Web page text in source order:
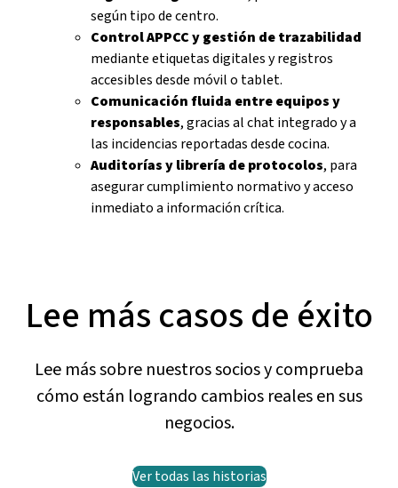
según tipo de centro.
Control APPCC y gestión de trazabilidad
mediante etiquetas digitales y registros
accesibles desde móvil o tablet.
Comunicación fluida entre equipos y
responsables, gracias al chat integrado y a
las incidencias reportadas desde cocina.
Auditorías y librería de protocolos, para
asegurar cumplimiento normativo y acceso
inmediato a información crítica.
Lee más casos de éxito
Lee más sobre nuestros socios y comprueba
cómo están logrando cambios reales en sus
negocios.
Ver todas las historias